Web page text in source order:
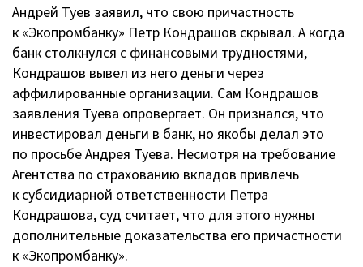
Андрей Туев заявил, что свою причастность
к «Экопромбанку» Петр Кондрашов скрывал. А когда
банк столкнулся с финансовыми трудностями,
Кондрашов вывел из него деньги через
аффилированные организации. Сам Кондрашов
заявления Туева опровергает. Он признался, что
инвестировал деньги в банк, но якобы делал это
по просьбе Андрея Туева. Несмотря на требование
Агентства по страхованию вкладов привлечь
к субсидиарной ответственности Петра
Кондрашова, суд считает, что для этого нужны
дополнительные доказательства его причастности
к «Экопромбанку».